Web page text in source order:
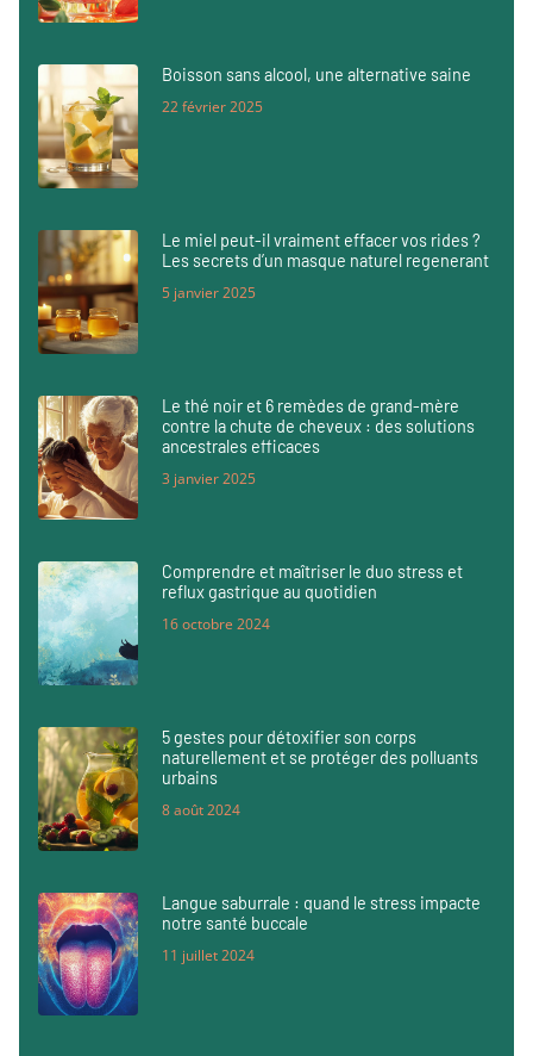
Boisson sans alcool, une alternative saine
22 février 2025
Le miel peut-il vraiment effacer vos rides ?
Les secrets d’un masque naturel regenerant
5 janvier 2025
Le thé noir et 6 remèdes de grand-mère
contre la chute de cheveux : des solutions
ancestrales efficaces
3 janvier 2025
Comprendre et maîtriser le duo stress et
reflux gastrique au quotidien
16 octobre 2024
5 gestes pour détoxifier son corps
naturellement et se protéger des polluants
urbains
8 août 2024
Langue saburrale : quand le stress impacte
notre santé buccale
11 juillet 2024